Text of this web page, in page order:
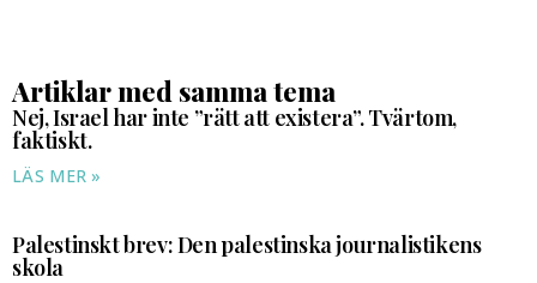
Artiklar med samma tema
Nej, Israel har inte ”rätt att existera”. Tvärtom,
faktiskt.
LÄS MER »
Palestinskt brev: Den palestinska journalistikens
skola